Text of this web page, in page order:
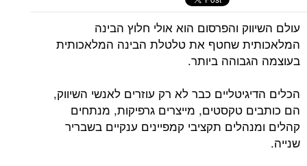
עולם השיווק והפרסום הוא אולי חלוץ הבינה
המלאכותית שחטף את טלטלת הבינה המלאכותית
בעוצמה הגבוהה ביותר.
הכלים הדיגיטליים כבר לא רק עוזרים לאנשי השיווק,
הם כותבים טקסטים, מייצרים גרפיקות, מנתחים
קהלים ומנהלים תקציבי קמפיינים ענקיים בשבריר
שנייה.